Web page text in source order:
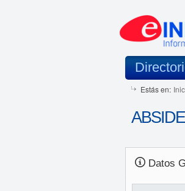
Estás en:
Datos